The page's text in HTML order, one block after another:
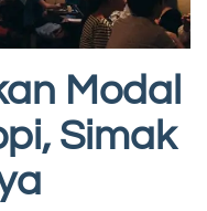
Modal
Simak